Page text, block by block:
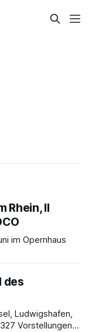
Rhein, Il
im Opernhaus
des
Ludwigshafen,